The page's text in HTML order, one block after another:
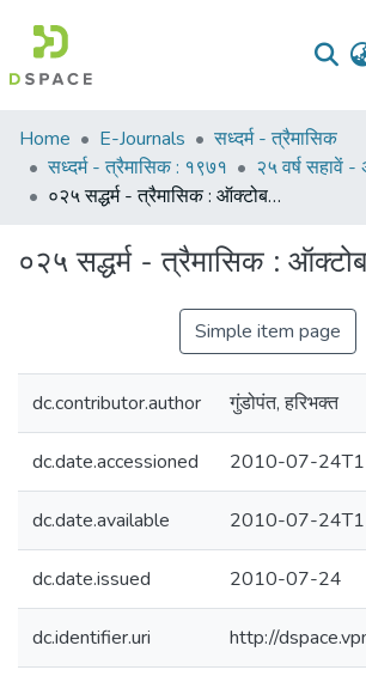
Communities
&
Collections
All of DSpace
Home E-Journals
सध्दर्म - त्रैमासिक
सध्दर्म - त्रैमासिक : १९७१
०२५ सद्धर्म - त्रैमासिक : ऑक्टोबर १९७१
०२५ सद्धर्म - त्रैमासिक :
Simple item page
dc.contributor.author गुंडोपंत, हरिभक्‍त
dc.date.accessioned 2010-07-
dc.date.available 2010-07-
dc.date.issued 2010-07-24
dc.identifier.uri http://